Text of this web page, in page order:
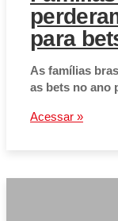
para
As famílias
as bets no ano
Acessar »